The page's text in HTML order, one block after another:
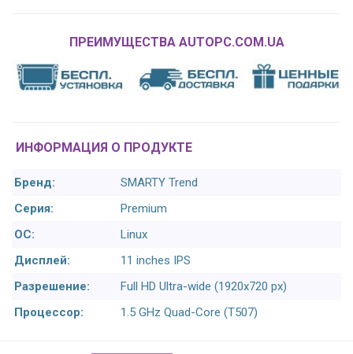
ПРЕИМУЩЕСТВА AUTOPC.COM.UA
ИНФОРМАЦИЯ О ПРОДУКТЕ
Бренд:
SMARTY Trend
Серия:
Premium
ОС:
Linux
Дисплей:
11 inches IPS
Разрешение:
Full HD Ultra-wide (1920x720 px)
Процессор:
1.5 GHz Quad-Core (T507)